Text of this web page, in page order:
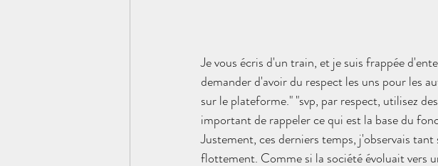
Je vous écris d'un train, et je suis frappée
demander d'avoir du respect les uns pour les
sur le plateforme." "svp, par respect, utilisez
important de rappeler ce qui est la base du
Justement, ces derniers temps, j'observais
flottement. Comme si la société évoluait vers